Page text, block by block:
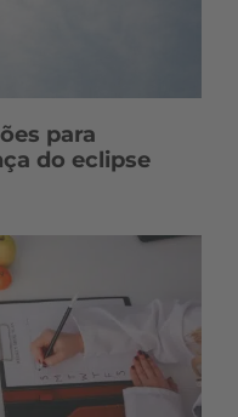
para
do eclipse